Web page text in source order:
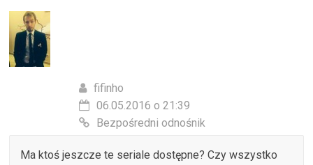
fifinho
06.05.2016 o 21:39
Bezpośredni odnośnik
Ma ktoś jeszcze te seriale dostępne? Czy wszystko